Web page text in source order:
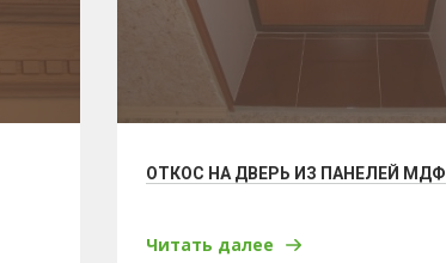
ОТКОС НА ДВЕРЬ ИЗ ПАНЕЛЕЙ МДФ
Читать далее